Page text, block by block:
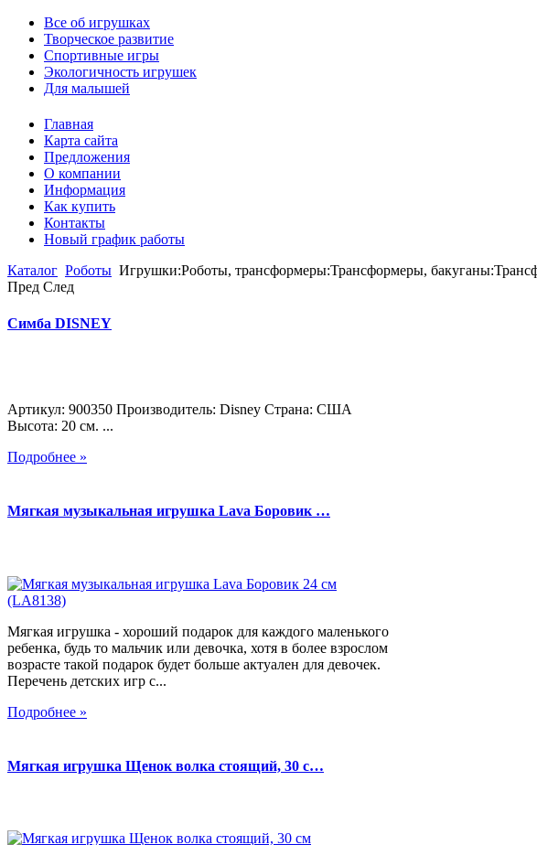
Все об игрушках
Творческое развитие
Спортивные игры
Экологичность игрушек
Для малышей
Главная
Карта сайта
Предложения
О компании
Информация
Как купить
Контакты
Новый график работы
Каталог Роботы Игрушки:Роботы, трансформеры:Трансформеры,
Пред След
Симба DISNEY
Артикул: 900350 Производитель: Disney Страна: США
Высота: 20 см. ...
Подробнее »
Мягкая музыкальная игрушка Lava Боровик …
Мягкая игрушка - хороший подарок для каждого маленького
ребенка, будь то мальчик или девочка, хотя в более взрослом
возрасте такой подарок будет больше актуален для девочек.
Перечень детских игр с...
Подробнее »
Мягкая игрушка Щенок волка стоящий, 30 с…